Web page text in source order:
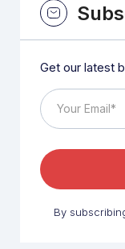
Get our latest
By